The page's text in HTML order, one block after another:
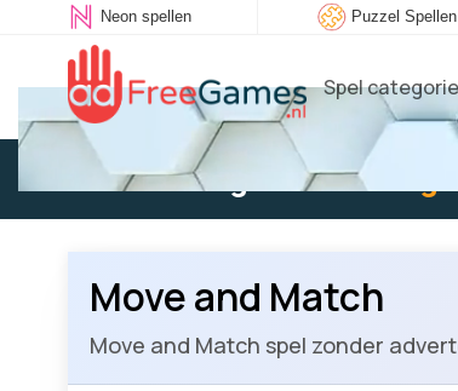
Neon spellen Puzzel Spellen
Spel
Bestaande gebruiker: Log
Move and Match
Move and Match spel zonder